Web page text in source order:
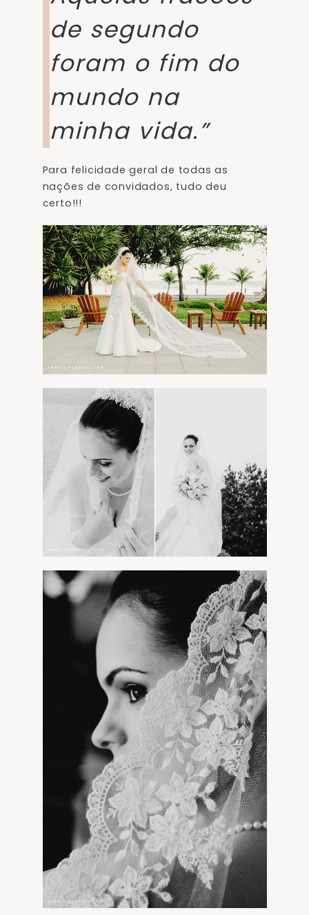
de segundo
foram o fim do
mundo na
minha vida.”
Para felicidade geral de todas as
nações de convidados, tudo deu
certo!!!